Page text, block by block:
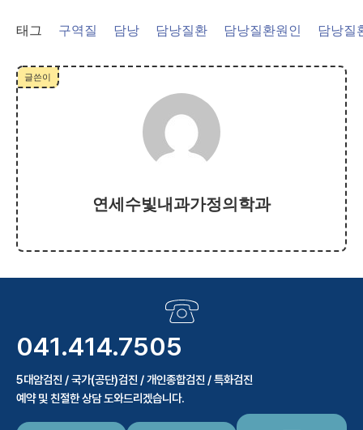
태그 구역질 담낭 담낭질환 담낭질환원인 담낭질
글쓴이
연세수빛내과가정의학과
041.414.7505
5대암검진 / 국가(공단)검진 / 개인종합검진 / 특화검진
예약 및 친절한 상담 도와드리겠습니다.